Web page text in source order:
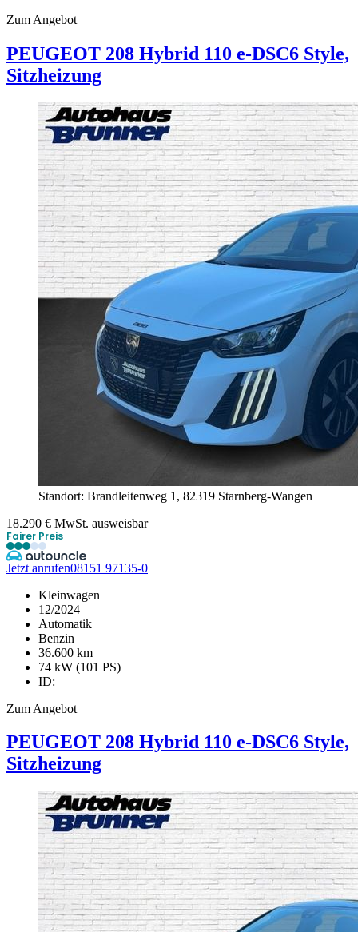
Zum Angebot
PEUGEOT 208 Hybrid 110 e-DSC6 Style,
Sitzheizung
Standort: Brandleitenweg 1, 82319 Starnberg-Wangen
18.290 € MwSt. ausweisbar
Fairer Preis
Jetzt anrufen08151 97135-0
Kleinwagen
12/2024
Automatik
Benzin
36.600 km
74 kW (101 PS)
ID:
Zum Angebot
PEUGEOT 208 Hybrid 110 e-DSC6 Style,
Sitzheizung